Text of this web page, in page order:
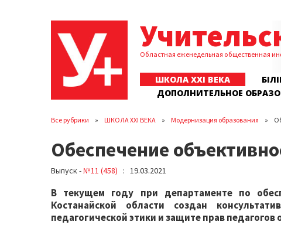
Областная еженедельная общественная
ШКОЛА XXI ВЕКА
ДОПОЛНИТЕЛЬНОЕ
Все рубрики ШКОЛА XXI ВЕКА Модернизация образования
Обеспечение
Выпуск -№11 (458) : 19.03.2021
В текущем году при департаменте по
Костанайской области создан
педагогической этики и защите прав